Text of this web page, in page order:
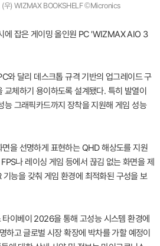
(우) WIZMAX BOOKSHELF ©Micronics
에 잡은 게이밍 올인원 PC 'WIZMAX AIO 3
와 달리 데스크톱 규격 기반의 업그레이드 구
교체하기 용이하도록 설계됐다. 특히 발열이
능 그래픽카드까지 장착을 지원해 게임 성능
을 선명하게 표현하는 QHD 해상도를 지원
나 레이싱 게임 등에서 끊김 없는 화면을 제
능을 갖춰 게임 환경에 최적화된 구성을 보
타이베이 2026을 통해 고성능 시스템 환경에
하고 글로벌 시장 확장에 박차를 가할 예정이